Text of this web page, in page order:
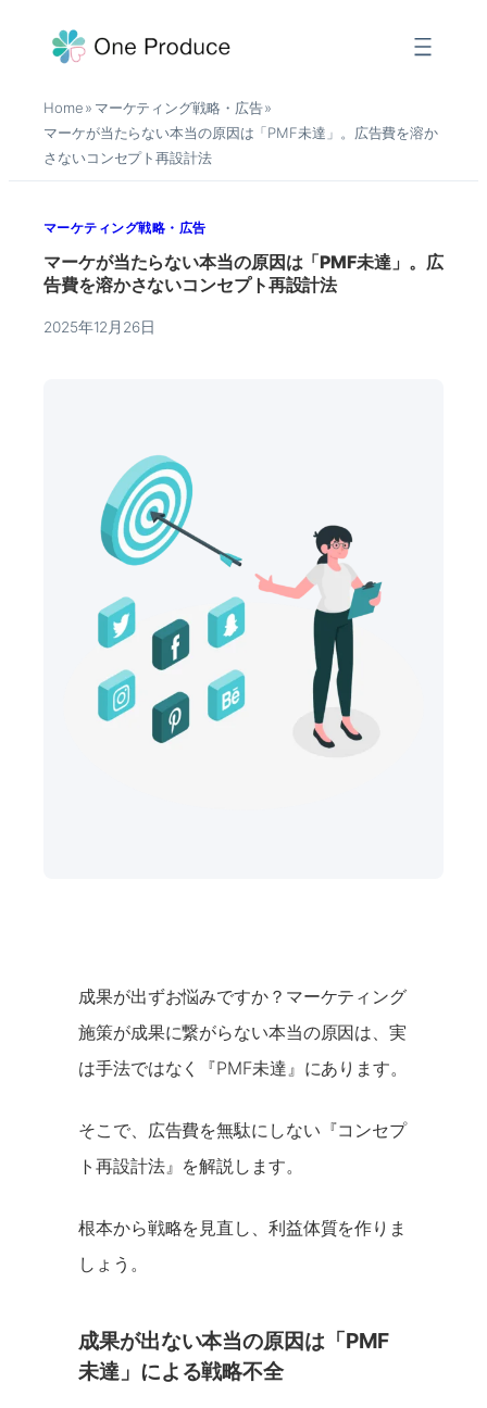
ッ
Home » マーケティング戦略・広告»
マーケが当たらない本当の原因は「PMF未達」。広告費を溶か
さないコンセプト再設計法
マーケティング戦略・広告
マーケが当たらない本当の原因は「PMF未達」。広
告費を溶かさないコンセプト再設計法
2025年12月26日
成果が出ずお悩みですか？マーケティング
施策が成果に繋がらない本当の原因は、実
は手法ではなく『PMF未達』にあります。
そこで、広告費を無駄にしない『コンセプ
ト再設計法』を解説します。
根本から戦略を見直し、利益体質を作りま
しょう。
成果が出ない本当の原因は「PMF
未達」による戦略不全